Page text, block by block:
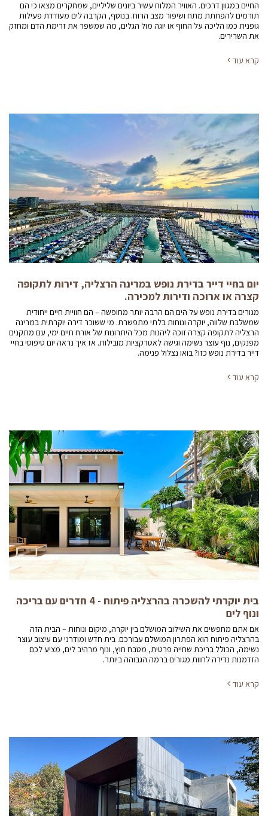
החיים במגוון דרכים. האוויר המלוח עשיר ביונים שליליים, שמחקרים מצאו כי הם
תורמים להפחתת מתח ושיפור מצב הרוח. בנוסף, הקרבה לים מעודדת פעילות
גופנית כמו הליכה על החוף או יוגה מול הגלים, מה שמשפר את זרימת הדם ומחזק
את השרירים.
קרא עוד
יום בחיי דייר בדירת נופש במרינה הרצליה, דירות לתקופה
קצרה או ארוכה ודירות למכירה.
מגורים בדירת נופש על הים הם הרבה יותר מחופשה – הם חוויית חיים ייחודית
שמשלבת שלווה, יוקרה ונוחות בלתי מתפשרת. מי ששוכר דירה יוקרתית במרינה
הרצליה לתקופה קצרה זוכה ליהנות מכל היתרונות של אורח חיים ימי, עם מתקנים
מפנקים, נוף עוצר נשימה וגישה לאטרקציות מובילות. אז איך נראה יום טיפוסי בחיי
דייר בדירת נופש כזו? בואו נצלול פנימה.
קרא עוד
בית יוקרתי להשכרה בהרצליה פיתוח - 4 חדרים עם בריכה
ונוף לים
אם אתם מחפשים את השילוב המושלם בין יוקרה, מיקום ונוחות – הבית הזה
בהרצליה פיתוח הוא הפתרון המושלם עבורכם. בית חדש ומודרני עם עיצוב עוצר
נשימה, הכולל בריכת שחייה פרטית, מטבח חוץ, ונוף מרהיב לים, מציע לכם
הזדמנות נדירה לחוות מגורים ברמה הגבוהה ביותר.
קרא עוד